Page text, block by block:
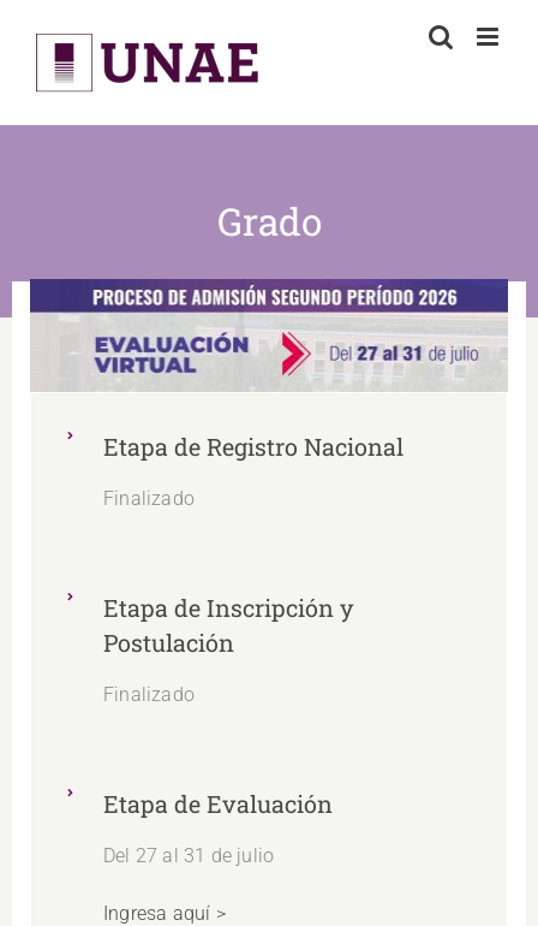
content
Grado
Etapa de Registro Nacional
Finalizado
Etapa de Inscripción y
Postulación
Finalizado
Etapa de Evaluación
Del 27 al 31 de julio
Ingresa aquí >